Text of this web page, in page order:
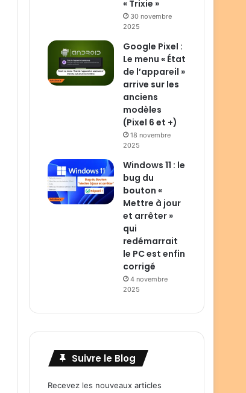
« Trixie »
30 novembre
2025
Google Pixel :
Le menu « État
de l’appareil »
arrive sur les
anciens
modèles
(Pixel 6 et +)
18 novembre
2025
Windows 11 : le
bug du
bouton «
Mettre à jour
et arrêter »
qui
redémarrait
le PC est enfin
corrigé
4 novembre
2025
Suivre le Blog
Recevez les nouveaux articles